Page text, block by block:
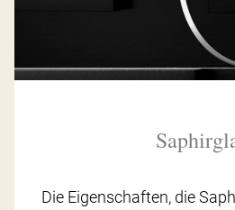
Die Eigenschaften, die